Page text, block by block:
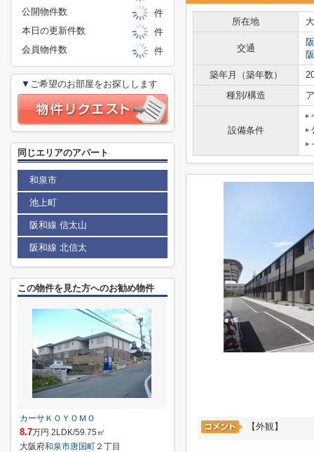
所在地
交通
築年月（築年数）
種別/構造
設備条件
【外観】
公開物件数
件
本日の更新件数
件
会員物件数
件
▼ご希望のお部屋をお探しします
同じエリアのアパート
和泉市
池上町
阪和線 信太山
阪和線 北信太
この物件を見た方へのお勧め物件
カーサＫＯＹＯＭＯ
8.7万円 2LDK/59.75㎡
大阪府和泉市唐国町 ２丁目